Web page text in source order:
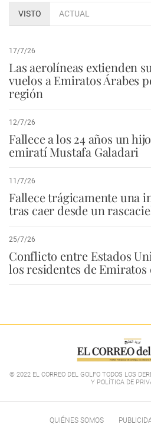
VISTO ACTUAL
17/7/26
Las aerolíneas extienden
vuelos a Emiratos Árabes
región
12/7/26
Fallece a los 24 años un
emiratí Mustafa Galadari
11/7/26
Fallece trágicamente una
tras caer desde un
25/7/26
Conflicto entre Estados
los residentes de Emiratos
© 2022 EL CORREO DEL GOLFO TODOS LOS
Y POLÍTICA DE
QUIÉNES SOMOS